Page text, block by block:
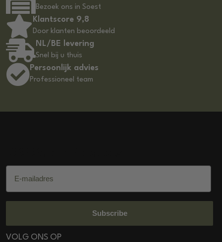
Bezoek ons in Soest
Klantscore 9,8
Door klanten beoordeeld
NL/BE levering
Snel bij u thuis
Persoonlijk advies
Professioneel team
E-mailadres
Subscribe
VOLG ONS OP